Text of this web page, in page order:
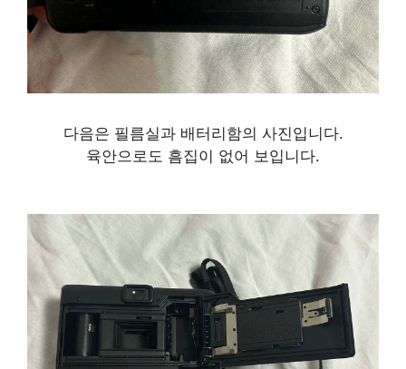
다음은 필름실과 배터리함의 사진입니다.
육안으로도 흠집이 없어 보입니다.